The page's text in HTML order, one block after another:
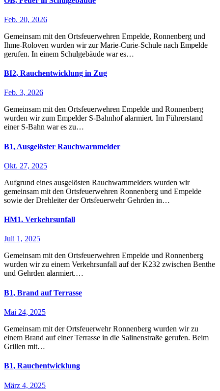
Feb. 20, 2026
Gemeinsam mit den Ortsfeuerwehren Empelde, Ronnenberg und
Ihme-Roloven wurden wir zur Marie-Curie-Schule nach Empelde
gerufen. In einem Schulgebäude war es…
BI2, Rauchentwicklung in Zug
Feb. 3, 2026
Gemeinsam mit den Ortsfeuerwehren Empelde und Ronnenberg
wurden wir zum Empelder S-Bahnhof alarmiert. Im Führerstand
einer S-Bahn war es zu…
B1, Ausgelöster Rauchwarnmelder
Okt. 27, 2025
Aufgrund eines ausgelösten Rauchwarnmelders wurden wir
gemeinsam mit den Ortsfeuerwehren Ronnenberg und Empelde
sowie der Drehleiter der Ortsfeuerwehr Gehrden in…
HM1, Verkehrsunfall
Juli 1, 2025
Gemeinsam mit den Ortsfeuerwehren Empelde und Ronnenberg
wurden wir zu einem Verkehrsunfall auf der K232 zwischen Benthe
und Gehrden alarmiert.…
B1, Brand auf Terrasse
Mai 24, 2025
Gemeinsam mit der Ortsfeuerwehr Ronnenberg wurden wir zu
einem Brand auf einer Terrasse in die Salinenstraße gerufen. Beim
Grillen mit…
B1, Rauchentwicklung
März 4, 2025